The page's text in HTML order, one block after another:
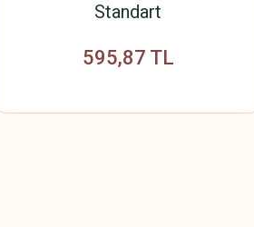
Standart
595,87 TL